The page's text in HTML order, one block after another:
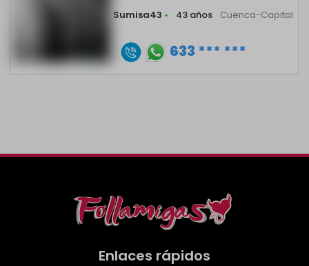
Sumisa43 • 43 años Cuenca-Capital
633 *** ***
Enlaces rápidos